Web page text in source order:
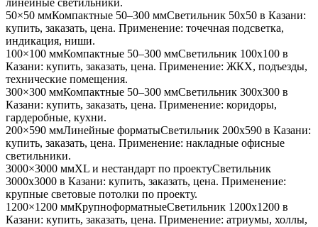
линейные светильники.
50×50 ммКомпактные 50–300 ммСветильник 50x50 в Казани:
купить, заказать, цена. Применение: точечная подсветка,
индикация, ниши.
100×100 ммКомпактные 50–300 ммСветильник 100x100 в
Казани: купить, заказать, цена. Применение: ЖКХ, подъезды,
технические помещения.
300×300 ммКомпактные 50–300 ммСветильник 300x300 в
Казани: купить, заказать, цена. Применение: коридоры,
гардеробные, кухни.
200×590 ммЛинейные форматыСветильник 200x590 в Казани:
купить, заказать, цена. Применение: накладные офисные
светильники.
3000×3000 ммXL и нестандарт по проектуСветильник
3000x3000 в Казани: купить, заказать, цена. Применение:
крупные световые потолки по проекту.
1200×1200 ммКрупноформатныеСветильник 1200x1200 в
Казани: купить, заказать, цена. Применение: атриумы, холлы,